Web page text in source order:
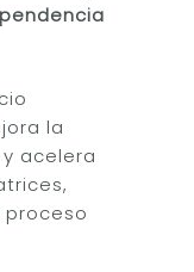
la
acelera